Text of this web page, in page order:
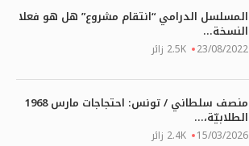
المسلسل الدرامي “انتقام مشروع” هل هو فعلا
النسخة...
23/08/2022 2.5K زائر
منصف سلطاني / تونس: احتجاجات مارس 1968
الطلابيّة،...
15/03/2026 2.4K زائر